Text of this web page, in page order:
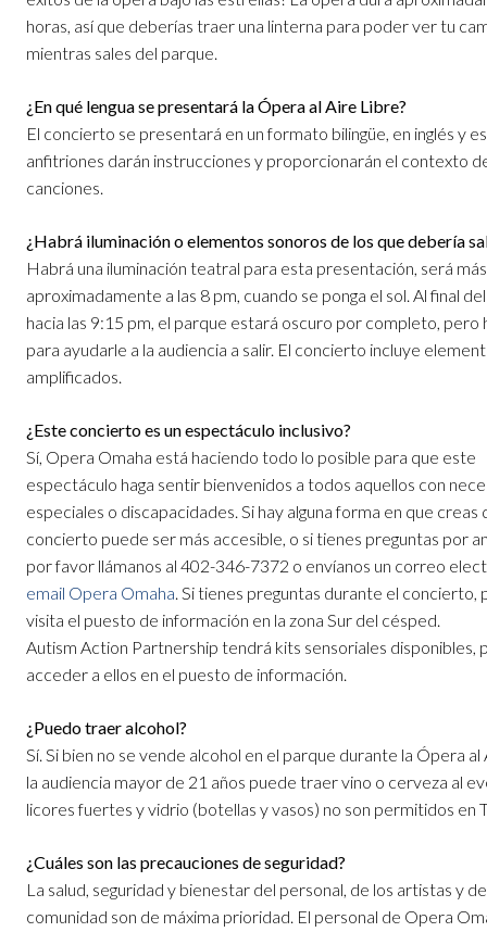
horas, así que deberías traer una linterna para poder ver tu
mientras sales del parque.
¿En qué lengua se presentará la Ópera al Aire Libre?
El concierto se presentará en un formato bilingüe, en inglés y
anfitriones darán instrucciones y proporcionarán el contexto
canciones.
¿Habrá iluminación o elementos sonoros de los que debería
Habrá una iluminación teatral para esta presentación, será
aproximadamente a las 8 pm, cuando se ponga el sol. Al final
hacia las 9:15 pm, el parque estará oscuro por completo, pero
para ayudarle a la audiencia a salir. El concierto incluye
amplificados.
¿Este concierto es un espectáculo inclusivo?
Sí, Opera Omaha está haciendo todo lo posible para que este
espectáculo haga sentir bienvenidos a todos aquellos con
especiales o discapacidades. Si hay alguna forma en que creas
concierto puede ser más accesible, o si tienes preguntas por
por favor llámanos al 402-346-7372 o envíanos un correo
email Opera Omaha. Si tienes preguntas durante el concierto,
visita el puesto de información en la zona Sur del césped.
Autism Action Partnership tendrá kits sensoriales disponibles,
acceder a ellos en el puesto de información.
¿Puedo traer alcohol?
Sí. Si bien no se vende alcohol en el parque durante la Ópera
la audiencia mayor de 21 años puede traer vino o cerveza al
licores fuertes y vidrio (botellas y vasos) no son permitidos en
¿Cuáles son las precauciones de seguridad?
La salud, seguridad y bienestar del personal, de los artistas y
comunidad son de máxima prioridad. El personal de Opera